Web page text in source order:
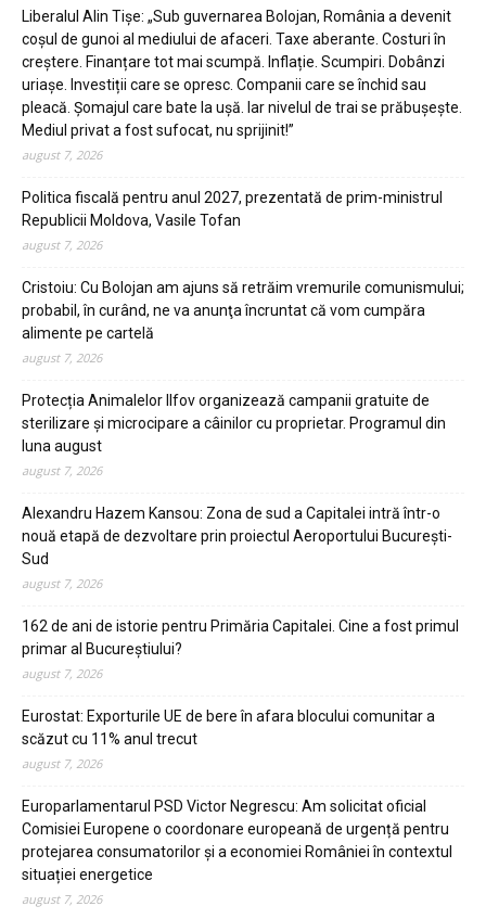
Liberalul Alin Tişe: „Sub guvernarea Bolojan, România a devenit
coșul de gunoi al mediului de afaceri. Taxe aberante. Costuri în
creștere. Finanțare tot mai scumpă. Inflație. Scumpiri. Dobânzi
uriașe. Investiții care se opresc. Companii care se închid sau
pleacă. Șomajul care bate la ușă. Iar nivelul de trai se prăbușește.
Mediul privat a fost sufocat, nu sprijinit!”
august 7, 2026
Politica fiscală pentru anul 2027, prezentată de prim-ministrul
Republicii Moldova, Vasile Tofan
august 7, 2026
Cristoiu: Cu Bolojan am ajuns să retrăim vremurile comunismului;
probabil, în curând, ne va anunţa încruntat că vom cumpăra
alimente pe cartelă
august 7, 2026
Protecția Animalelor Ilfov organizează campanii gratuite de
sterilizare și microcipare a câinilor cu proprietar. Programul din
luna august
august 7, 2026
Alexandru Hazem Kansou: Zona de sud a Capitalei intră într-o
nouă etapă de dezvoltare prin proiectul Aeroportului București-
Sud
august 7, 2026
162 de ani de istorie pentru Primăria Capitalei. Cine a fost primul
primar al Bucureștiului?
august 7, 2026
Eurostat: Exporturile UE de bere în afara blocului comunitar a
scăzut cu 11% anul trecut
august 7, 2026
Europarlamentarul PSD Victor Negrescu: Am solicitat oficial
Comisiei Europene o coordonare europeană de urgență pentru
protejarea consumatorilor și a economiei României în contextul
situației energetice
august 7, 2026